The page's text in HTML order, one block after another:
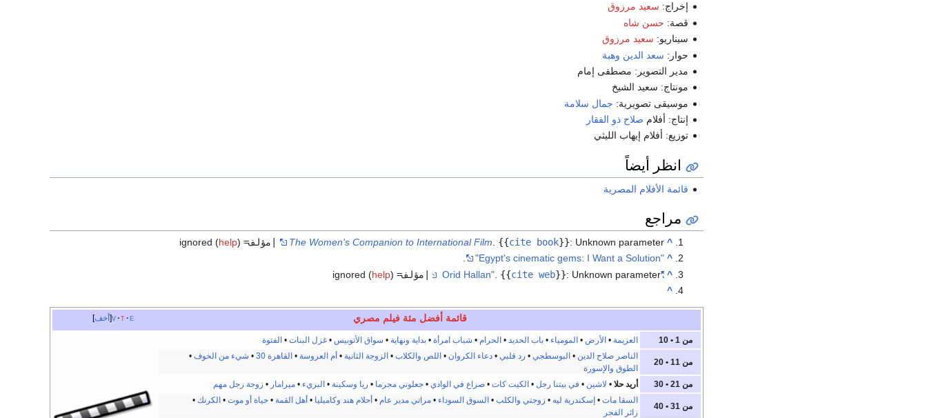
إخراج: سعيد مرزوق
قصة: حسن شاه
سيناريو: سعيد مرزوق
حوار: سعد الدين وهبة
مدير التصوير: مصطفى إمام
مونتاج: سعيد الشيخ
موسيقى تصويرية: جمال سلامة
إنتاج: أفلام صلاح ذو الفقار
توزيع: أفلام إيهاب الليثي
انظر أيضاً
قائمة الأفلام المصرية
مراجع
^
The Women's Companion to International Film {{cite book}}: Unknown parameter |مؤلف=ignored (
help)
^
"Egypt's cinematic gems: I Want a Solution"
.
^
"Orid Hallan"
{{cite web}}: Unknown parameter |مؤلف=ignored (
help)
^
أخف v t e قائمة أفضل مئة فيلم مصري
من 1 • 10 العزيمة •الأرض •المومياء •باب الحديد •الحرام • شباب امرأة •بداية ونهاية • سواق الأتوبيس •غزل البنات •الفتوة
من 11 • 20
الناصر صلاح الدين •البوسطجي • رد قلبي •دعاء الكروان •اللص والكلاب •الزوجة الثانية •أم العروسة •القاهرة 30 • شيء من الخوف •
الطوق والإسورة
من 21 • 30
أريد حلا • لاشين • في بيتنا رجل •الكيت كات •صراع في الوادي •جعلوني مجرما • ريا وسكينة •البريء •ميرامار • زوجة رجل مهم
من 31 • 40
السقا مات •إسكندرية ليه • زوجتي والكلب •السوق السوداء •مراتي مدير عام •أحلام هند وكاميليا •أهل القمة •حياة أو موت •الكرنك •
زائر الفجر